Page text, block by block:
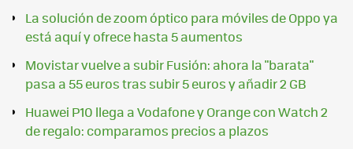
La solución de zoom óptico para móviles de Oppo ya
está aquí y ofrece hasta 5 aumentos
Movistar vuelve a subir Fusión: ahora la "barata"
pasa a 55 euros tras subir 5 euros y añadir 2 GB
Huawei P10 llega a Vodafone y Orange con Watch 2
de regalo: comparamos precios a plazos